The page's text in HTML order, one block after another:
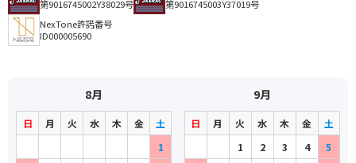
第9016745002Y38029号
第9016745003Y37019号
NexTone許諾番号
ID000005690
8月
日 月 火 水 木 金
土
1
9月
日 月 火 水 木 金
土
1
2 3 4 5